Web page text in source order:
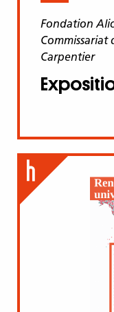
Fondation
Commissariat
Carpentier